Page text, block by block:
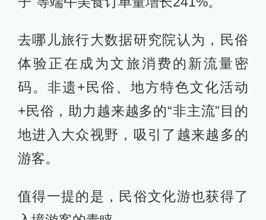
去哪儿旅行大数据研究院认为，民俗
体验正在成为文旅消费的新流量密
码。非遗+民俗、地方特色文化活动
+民俗，助力越来越多的“非主流”目的
地进入大众视野，吸引了越来越多的
游客。
值得一提的是，民俗文化游也获得了